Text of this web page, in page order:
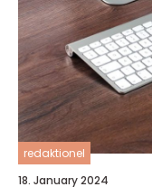
redaktionel
18. January 2024